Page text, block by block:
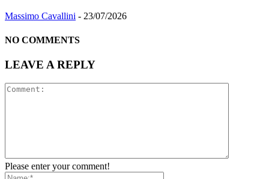
Massimo Cavallini - 23/07/2026
NO COMMENTS
LEAVE A REPLY
Please enter your comment!